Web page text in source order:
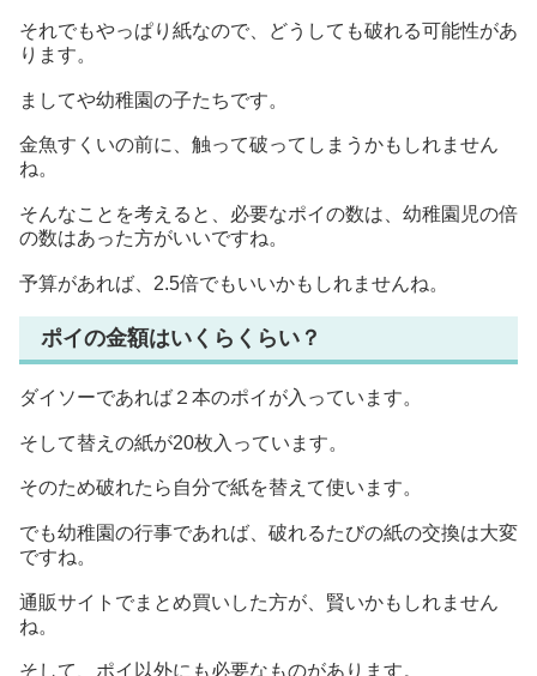
それでもやっぱり紙なので、どうしても破れる可能性があ
ります。
ましてや幼稚園の子たちです。
金魚すくいの前に、触って破ってしまうかもしれません
ね。
そんなことを考えると、必要なポイの数は、幼稚園児の倍
の数はあった方がいいですね。
予算があれば、2.5倍でもいいかもしれませんね。
ポイの金額はいくらくらい？
ダイソーであれば２本のポイが入っています。
そして替えの紙が20枚入っています。
そのため破れたら自分で紙を替えて使います。
でも幼稚園の行事であれば、破れるたびの紙の交換は大変
ですね。
通販サイトでまとめ買いした方が、賢いかもしれません
ね。
そして、ポイ以外にも必要なものがあります。